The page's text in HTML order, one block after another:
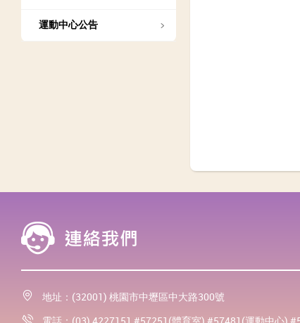
運動中心公告
地址：(32001) 桃園市中壢區中大路300號